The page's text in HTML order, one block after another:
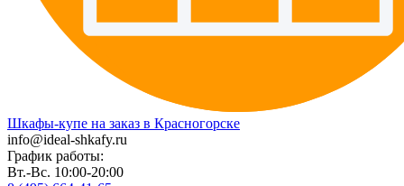
Шкафы-купе на заказ в Красногорске
info@ideal-shkafy.ru
График работы:
Вт.-Вс. 10:00-20:00